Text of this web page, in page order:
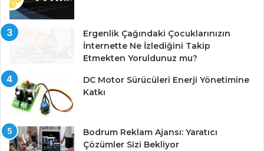
Ergenlik Çağındaki Çocuklarınızın
İnternette Ne İzlediğini Takip
Etmekten Yoruldunuz mu?
DC Motor Sürücüleri Enerji Yönetimine
Katkı
Bodrum Reklam Ajansı: Yaratıcı
Çözümler Sizi Bekliyor